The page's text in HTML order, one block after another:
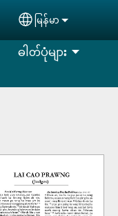
Select your
မြန်မာ
ဓါတ်ပုံများ